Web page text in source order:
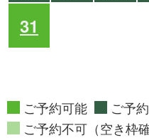
31
ご予約可能
ご予
ご予約不可（空き枠